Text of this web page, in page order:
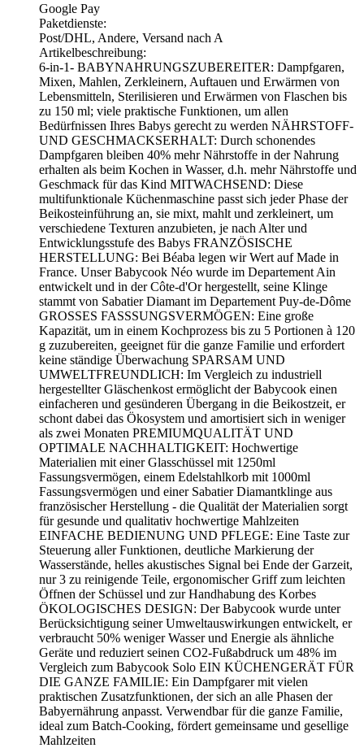
Google Pay
Paketdienste:
Post/DHL, Andere, Versand nach A
Artikelbeschreibung:
6-in-1- BABYNAHRUNGSZUBEREITER: Dampfgaren,
Mixen, Mahlen, Zerkleinern, Auftauen und Erwärmen von
Lebensmitteln, Sterilisieren und Erwärmen von Flaschen bis
zu 150 ml; viele praktische Funktionen, um allen
Bedürfnissen Ihres Babys gerecht zu werden NÄHRSTOFF-
UND GESCHMACKSERHALT: Durch schonendes
Dampfgaren bleiben 40% mehr Nährstoffe in der Nahrung
erhalten als beim Kochen in Wasser, d.h. mehr Nährstoffe und
Geschmack für das Kind MITWACHSEND: Diese
multifunktionale Küchenmaschine passt sich jeder Phase der
Beikosteinführung an, sie mixt, mahlt und zerkleinert, um
verschiedene Texturen anzubieten, je nach Alter und
Entwicklungsstufe des Babys FRANZÖSISCHE
HERSTELLUNG: Bei Béaba legen wir Wert auf Made in
France. Unser Babycook Néo wurde im Departement Ain
entwickelt und in der Côte-d'Or hergestellt, seine Klinge
stammt von Sabatier Diamant im Departement Puy-de-Dôme
GROSSES FASSSUNGSVERMÖGEN: Eine große
Kapazität, um in einem Kochprozess bis zu 5 Portionen à 120
g zuzubereiten, geeignet für die ganze Familie und erfordert
keine ständige Überwachung SPARSAM UND
UMWELTFREUNDLICH: Im Vergleich zu industriell
hergestellter Gläschenkost ermöglicht der Babycook einen
einfacheren und gesünderen Übergang in die Beikostzeit, er
schont dabei das Ökosystem und amortisiert sich in weniger
als zwei Monaten PREMIUMQUALITÄT UND
OPTIMALE NACHHALTIGKEIT: Hochwertige
Materialien mit einer Glasschüssel mit 1250ml
Fassungsvermögen, einem Edelstahlkorb mit 1000ml
Fassungsvermögen und einer Sabatier Diamantklinge aus
französischer Herstellung - die Qualität der Materialien sorgt
für gesunde und qualitativ hochwertige Mahlzeiten
EINFACHE BEDIENUNG UND PFLEGE: Eine Taste zur
Steuerung aller Funktionen, deutliche Markierung der
Wasserstände, helles akustisches Signal bei Ende der Garzeit,
nur 3 zu reinigende Teile, ergonomischer Griff zum leichten
Öffnen der Schüssel und zur Handhabung des Korbes
ÖKOLOGISCHES DESIGN: Der Babycook wurde unter
Berücksichtigung seiner Umweltauswirkungen entwickelt, er
verbraucht 50% weniger Wasser und Energie als ähnliche
Geräte und reduziert seinen CO2-Fußabdruck um 48% im
Vergleich zum Babycook Solo EIN KÜCHENGERÄT FÜR
DIE GANZE FAMILIE: Ein Dampfgarer mit vielen
praktischen Zusatzfunktionen, der sich an alle Phasen der
Babyernährung anpasst. Verwendbar für die ganze Familie,
ideal zum Batch-Cooking, fördert gemeinsame und gesellige
Mahlzeiten